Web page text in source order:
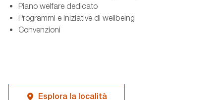
Piano welfare dedicato
Programmi e iniziative di wellbeing
Convenzioni
Esplora la località